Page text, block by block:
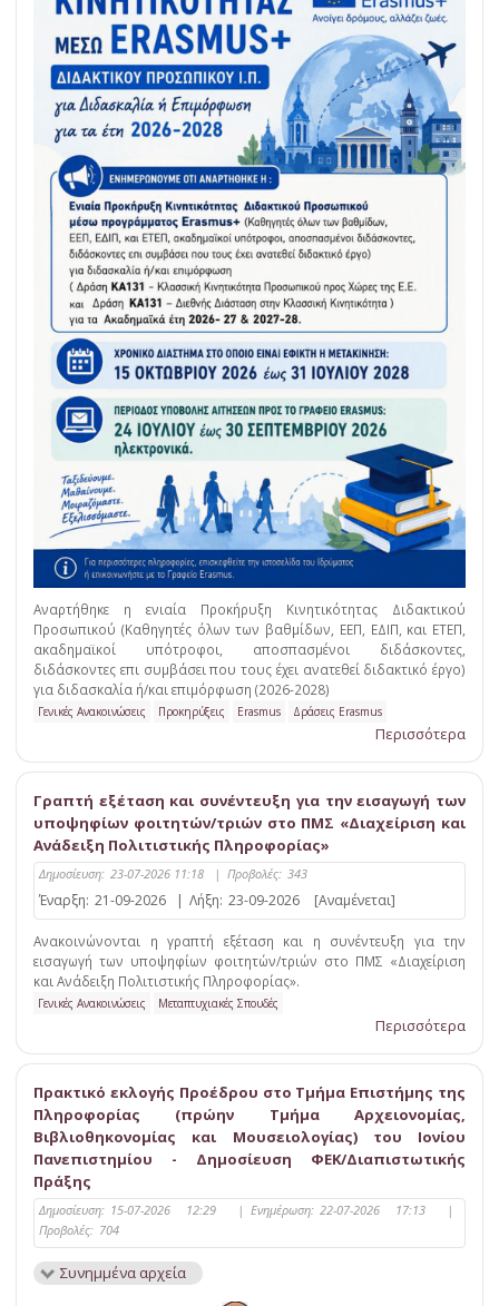
Αναρτήθηκε η ενιαία Προκήρυξη Κινητικότητας Διδακτικού
Προσωπικού (Καθηγητές όλων των βαθμίδων, ΕΕΠ, ΕΔΙΠ, και ΕΤΕΠ,
ακαδημαϊκοί υπότροφοι, αποσπασμένοι διδάσκοντες,
διδάσκοντες επι συμβάσει που τους έχει ανατεθεί διδακτικό έργο)
για διδασκαλία ή/και επιμόρφωση (2026-2028)
Γενικές Ανακοινώσεις Προκηρύξεις Erasmus Δράσεις Erasmus
Περισσότερα
Γραπτή εξέταση και συνέντευξη για την εισαγωγή των
υποψηφίων φοιτητών/τριών στο ΠΜΣ «Διαχείριση και
Ανάδειξη Πολιτιστικής Πληροφορίας»
Δημοσίευση: 23-07-2026 11:18 | Προβολές: 343
Έναρξη: 21-09-2026 | Λήξη: 23-09-2026 [Αναμένεται]
Ανακοινώνονται η γραπτή εξέταση και η συνέντευξη για την
εισαγωγή των υποψηφίων φοιτητών/τριών στο ΠΜΣ «Διαχείριση
και Ανάδειξη Πολιτιστικής Πληροφορίας».
Γενικές Ανακοινώσεις Μεταπτυχιακές Σπουδές
Περισσότερα
Πρακτικό εκλογής Προέδρου στο Τμήμα Επιστήμης της
Πληροφορίας (πρώην Τμήμα Αρχειονομίας,
Βιβλιοθηκονομίας και Μουσειολογίας) του Ιονίου
Πανεπιστημίου - Δημοσίευση ΦΕΚ/Διαπιστωτικής
Πράξης
Δημοσίευση: 15-07-2026 12:29 | Ενημέρωση: 22-07-2026 17:13
|
Προβολές: 704
Συνημμένα αρχεία